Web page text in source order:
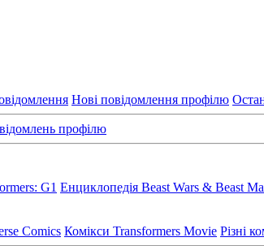
Нові повідомлення профілю
профілю
G1 Енциклопедія Beast Wars & Beast
Comics Комікси Transformers Movie Різні